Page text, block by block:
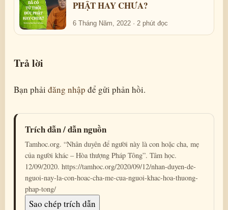
PHẬT HAY CHƯA?
6 Tháng Năm, 2022 · 2 phút đọc
Trả lời
Bạn phải đăng nhập để gửi phản hồi.
Trích dẫn / dẫn nguồn
Tamhoc.org. “Nhân duyên để người này là con hoặc cha, mẹ
của người khác – Hòa thượng Pháp Tông”. Tâm học.
12/09/2020. https://tamhoc.org/2020/09/12/nhan-duyen-de-
nguoi-nay-la-con-hoac-cha-me-cua-nguoi-khac-hoa-thuong-
phap-tong/
Sao chép trích dẫn